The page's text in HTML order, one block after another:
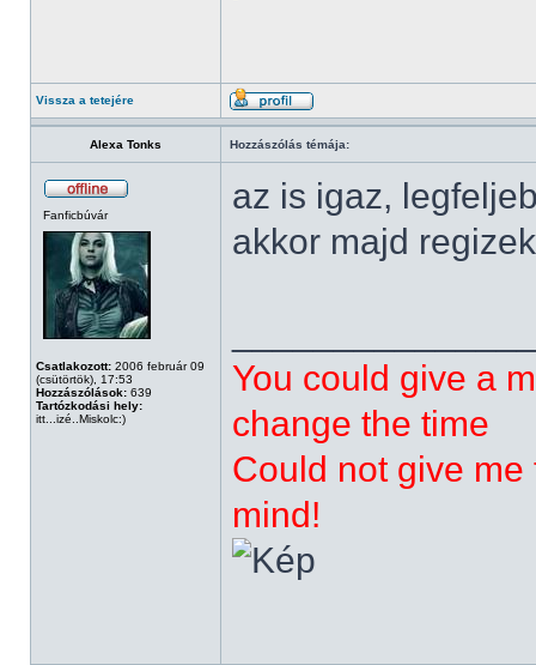
Vissza a tetejére
Alexa Tonks Hozzászólás témája:
Fanficbúvár
Csatlakozott: 2006 február 09
(csütörtök), 17:53
Hozzászólások: 639
Tartózkodási hely:
itt...izé..Miskolc:)
az is igaz,
akkor majd
You could give a
change the time
Could not give
mind!